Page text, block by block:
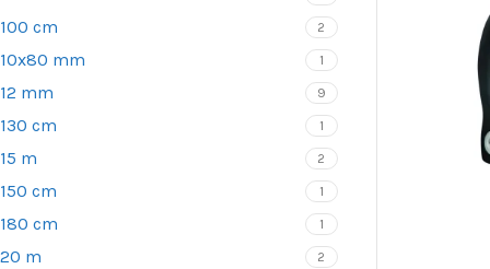
Accesorios
100 cm 2
10x80 mm 1
12 mm 9
130 cm 1
15 m 2
150 cm 1
180 cm 1
20 m 2